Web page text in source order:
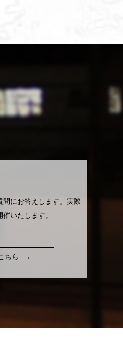
問にお答えします。実際
いたします。
ちら →